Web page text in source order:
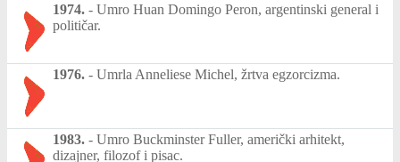
1974. - Umro Huan Domingo Peron, argentinski general i
političar.
1976. - Umrla Anneliese Michel, žrtva egzorcizma.
1983. - Umro Buckminster Fuller, američki arhitekt,
dizajner, filozof i pisac.